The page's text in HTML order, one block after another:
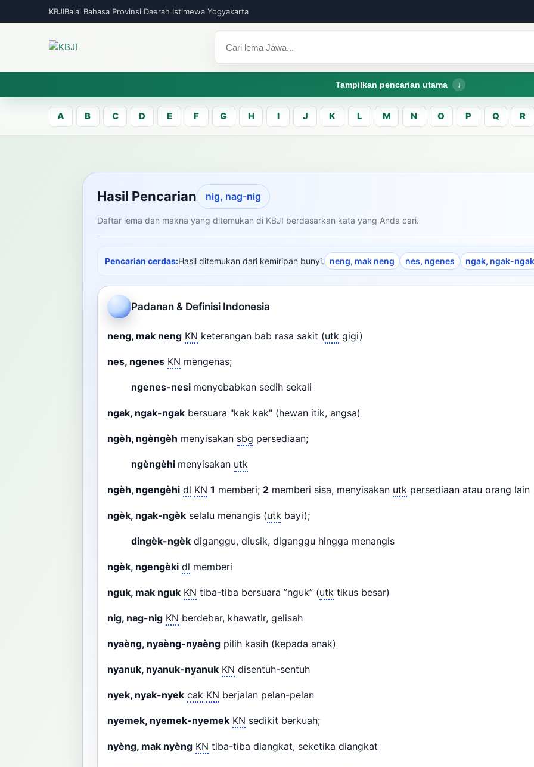
KBJIBalai Bahasa Provinsi Daerah Istimewa Yogyakarta
Tampilkan pencarian utama
Hasil Pencarian
Temukan lema Jawa dan maknanya dalam bahasa Indonesia saat
mengelola data Kamus Bahasa Jawa-Indonesia.
Dashboard
A B C D E F G H I J K L M N O P Q R
Hasil Pencarian nig, nag-nig
Daftar lema dan makna yang ditemukan di KBJI berdasarkan kata yang Anda cari.
Pencarian cerdas:Hasil ditemukan dari kemiripan bunyi. neng, mak neng nes, ngenes ngak, ngak-ngak
Padanan & Definisi Indonesia
neng, mak neng KN keterangan bab rasa sakit (utk gigi)
nes, ngenes KN mengenas;
ngenes-nesi menyebabkan sedih sekali
ngak, ngak-ngak bersuara "kak kak" (hewan itik, angsa)
ngèh, ngèngèh menyisakan sbg persediaan;
ngèngèhi menyisakan utk
ngèh, ngengèhi dl KN 1 memberi; 2 memberi sisa, menyisakan utk persediaan atau orang
ngèk, ngak-ngèk selalu menangis (utk bayi);
dingèk-ngèk diganggu, diusik, diganggu hingga menangis
ngèk, ngengèki dl memberi
nguk, mak nguk KN tiba-tiba bersuara ”nguk” (utk tikus besar)
nig, nag-nig KN berdebar, khawatir, gelisah
nyaèng, nyaèng-nyaèng pilih kasih (kepada anak)
nyanuk, nyanuk-nyanuk KN disentuh-sentuh
nyek, nyak-nyek cak KN berjalan pelan-pelan
nyemek, nyemek-nyemek KN sedikit berkuah;
nyèng, mak nyèng KN tiba-tiba diangkat, seketika diangkat